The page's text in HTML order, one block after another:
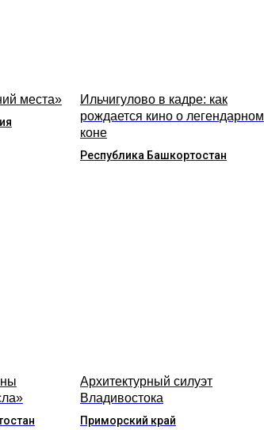
места»
Ильчигулово в кадре: как
рождается кино о легендарном
коне
Республика Башкортостан
Архитектурный силуэт
Владивостока
Приморский край